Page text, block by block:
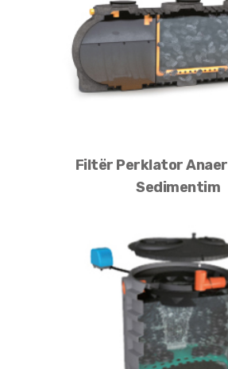
Filtër Perklator
Sedimentim